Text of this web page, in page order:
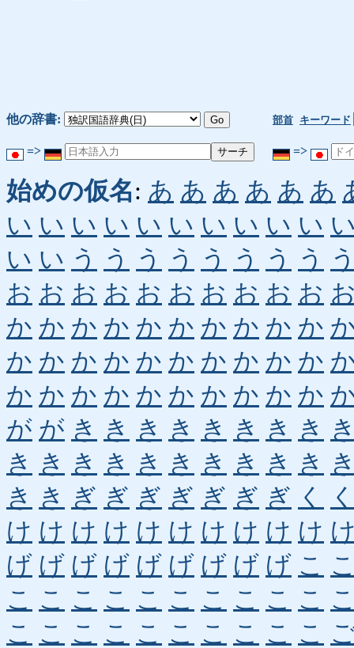
他の辞書: 部首 キーワード
=> =>
始めの仮名: あ あ あ あ あ あ
い い い い い い い い い い
い い う う う う う う う う
お お お お お お お お お お
か か か か か か か か か か
か か か か か か か か か か
か か か か か か か か か か
が が き き き き き き き き
き き き き き き き き き き
き き ぎ ぎ ぎ ぎ ぎ ぎ ぎ く
け け け け け け け け け け
げ げ げ げ げ げ げ げ げ こ
こ こ こ こ こ こ こ こ こ こ
こ こ こ こ こ こ こ こ こ こ